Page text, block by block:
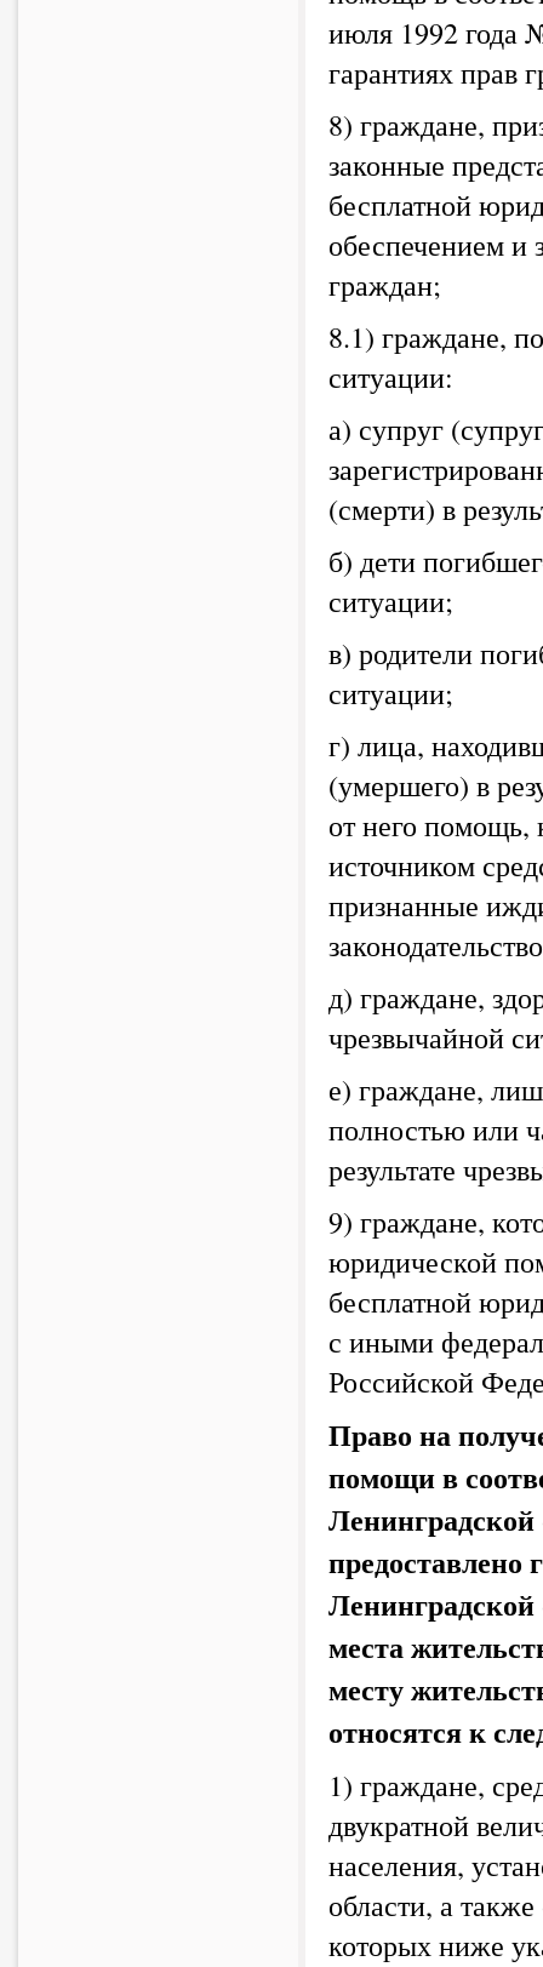
июля 1992 года
гарантиях прав
8) граждане,
законные
бесплатной
обеспечением и
граждан;
8.1) граждане,
ситуации:
а) супруг
(смерти) в
б) дети
ситуации;
в) родители
ситуации;
г) лица,
(умершего) в
от него
источником
признанные
д) граждане,
чрезвычайной
е) граждане,
полностью или
результате
9) граждане,
юридической
бесплатной
с иными
Российской
Право на
помощи в
Ленинградской
места
месту
относятся к
1) граждане,
двукратной
населения,
области, а
которых ниже